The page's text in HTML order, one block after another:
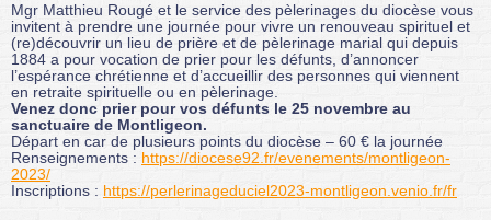
Mgr Matthieu Rougé et le service des pèlerinages du diocèse vous
invitent à prendre une journée pour vivre un renouveau spirituel et
(re)découvrir un lieu de prière et de pèlerinage marial qui depuis
1884 a pour vocation de prier pour les défunts, d’annoncer
l’espérance chrétienne et d’accueillir des personnes qui viennent
en retraite spirituelle ou en pèlerinage.
Venez donc prier pour vos défunts le 25 novembre au
sanctuaire de Montligeon.
Départ en car de plusieurs points du diocèse – 60 € la journée
Renseignements : https://diocese92.fr/evenements/montligeon-
2023/
Inscriptions : https://perlerinageduciel2023-montligeon.venio.fr/fr